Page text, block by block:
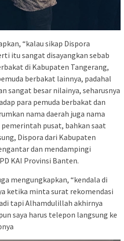
“kalau sikap Dispora
itu sangat disayangkan sebab
di Kabupaten Tangerang,
berbakat lainnya, padahal
sangat besar nilainya, seharusnya
para pemuda berbakat dan
nama daerah juga nama
pusat, bahkan saat
Dispora dari Kabupaten
dan mendampingi
KAI Provinsi Banten.
mengungkapkan, “kendala di
ketika minta surat rekomendasi
tapi Alhamdulillah akhirnya
saya harus telepon langsung ke